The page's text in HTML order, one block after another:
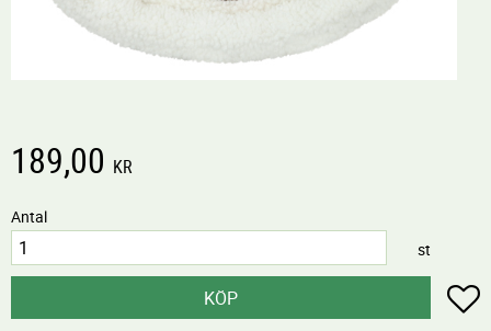
189,00 KR
Antal
st
KÖP